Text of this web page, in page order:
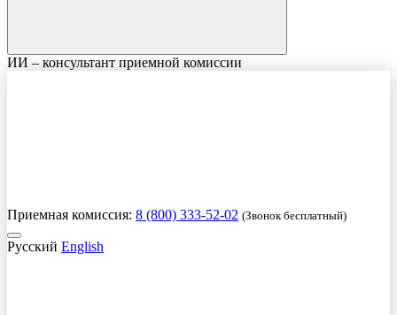
ИИ – консультант приемной комиссии
Приемная комиссия: 8 (800) 333-52-02 (Звонок бесплатный)
Русский English